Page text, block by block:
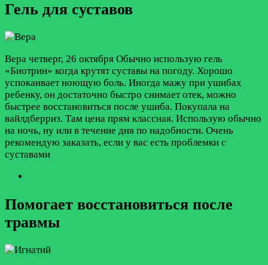
Гель для суставов
Вера четверг, 26 октября Обычно использую гель
«Биотрин» когда крутят суставы на погоду. Хорошо
успокаивает ноющую боль. Иногда мажу при ушибах
ребенку, он достаточно быстро снимает отек, можно
быстрее восстановиться после ушиба. Покупала на
вайлдберриз. Там цена прям классная. Использую обычно
на ночь, ну или в течение дня по надобности. Очень
рекомендую заказать, если у вас есть проблемки с
суставами
Помогает восстановиться после
травмы